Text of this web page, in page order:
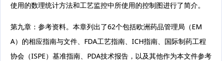
使用的数理统计方法和工艺监控中所使用的控制图进行了简介。
第九章：参考资料。本章列出了62个包括欧洲药品管理局（EM
A）的相应指南与文件、FDA工艺指南、ICH指南、国际制药工程
协会（ISPE）基准指南、PDA技术报告，以及其他作为本文件参考